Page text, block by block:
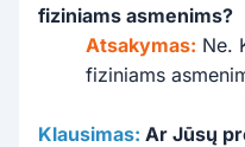
fiziniams asmenims?
Atsakymas: Ne.
fiziniams
Klausimas: Ar Jūsų